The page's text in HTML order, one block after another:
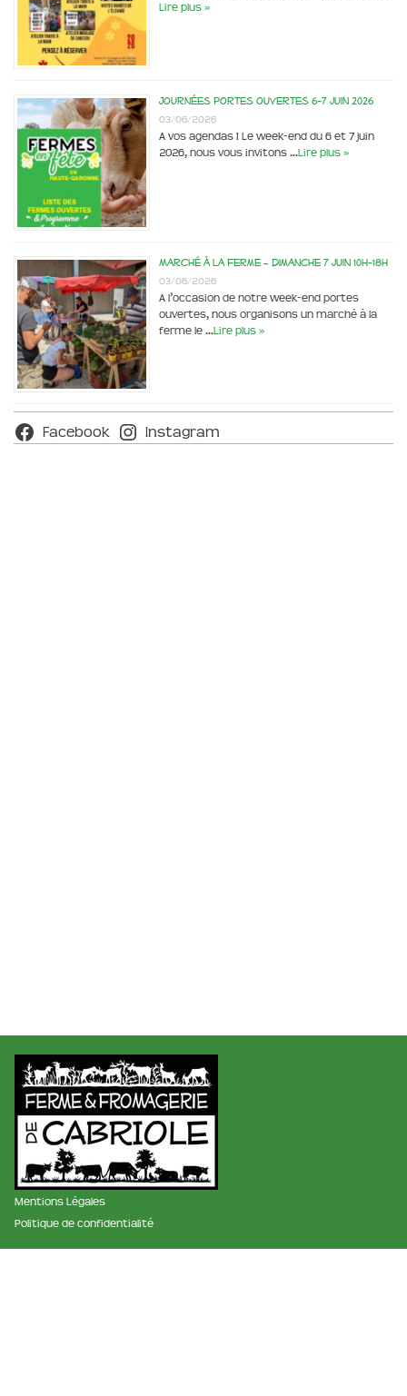
Lire plus »
Journées portes ouvertes 6-7 juin 2026
03/06/2026
A vos agendas ! Le week-end du 6 et 7 juin
2026, nous vous invitons …Lire plus »
Marché à la ferme – dimanche 7 juin 10h-18h
03/06/2026
A l’occasion de notre week-end portes
ouvertes, nous organisons un marché à la
ferme le …Lire plus »
Facebook Instagram
Mentions Légales
Politique de confidentialité